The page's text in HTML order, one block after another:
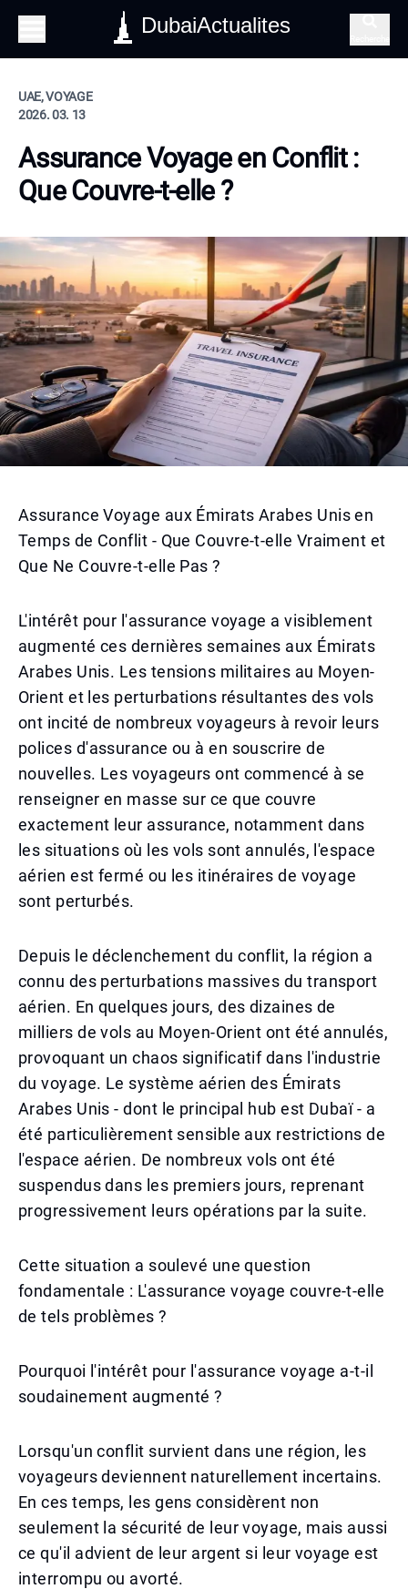
DubaiActualites
UAE, VOYAGE
2026. 03. 13
Assurance Voyage en Conflit :
Que Couvre-t-elle ?
Assurance Voyage aux Émirats Arabes Unis en
Temps de Conflit - Que Couvre-t-elle Vraiment et
Que Ne Couvre-t-elle Pas ?
L'intérêt pour l'assurance voyage a visiblement
augmenté ces dernières semaines aux Émirats
Arabes Unis. Les tensions militaires au Moyen-
Orient et les perturbations résultantes des vols
ont incité de nombreux voyageurs à revoir leurs
polices d'assurance ou à en souscrire de
nouvelles. Les voyageurs ont commencé à se
renseigner en masse sur ce que couvre
exactement leur assurance, notamment dans
les situations où les vols sont annulés, l'espace
aérien est fermé ou les itinéraires de voyage
sont perturbés.
Depuis le déclenchement du conflit, la région a
connu des perturbations massives du transport
aérien. En quelques jours, des dizaines de
milliers de vols au Moyen-Orient ont été annulés,
provoquant un chaos significatif dans l'industrie
du voyage. Le système aérien des Émirats
Arabes Unis - dont le principal hub est Dubaï - a
été particulièrement sensible aux restrictions de
l'espace aérien. De nombreux vols ont été
suspendus dans les premiers jours, reprenant
progressivement leurs opérations par la suite.
Cette situation a soulevé une question
fondamentale : L'assurance voyage couvre-t-elle
de tels problèmes ?
Pourquoi l'intérêt pour l'assurance voyage a-t-il
soudainement augmenté ?
Lorsqu'un conflit survient dans une région, les
voyageurs deviennent naturellement incertains.
En ces temps, les gens considèrent non
seulement la sécurité de leur voyage, mais aussi
ce qu'il advient de leur argent si leur voyage est
interrompu ou avorté.